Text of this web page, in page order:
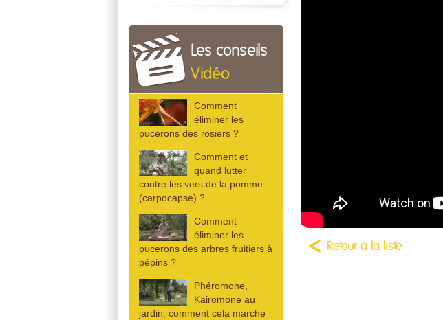
Les conseils
Vidéo
Comment
éliminer les
pucerons des rosiers ?
Comment et
quand lutter
contre les vers de la pomme
(carpocapse) ?
Comment
éliminer les
pucerons des arbres fruitiers à
pépins ?
Phéromone,
Kairomone au
jardin, comment cela marche
Retour à la liste